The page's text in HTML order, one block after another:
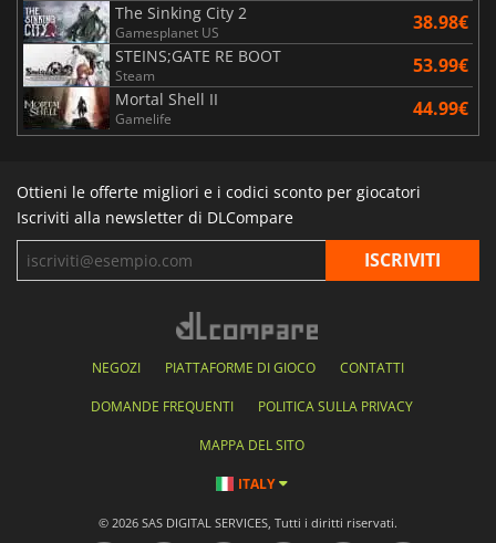
The Sinking City 2
Gamesplanet US 38.98€
STEINS;GATE RE BOOT
Steam 53.99€
Mortal Shell II
Gamelife 44.99€
Ottieni le offerte migliori e i codici sconto per giocatori
Iscriviti alla newsletter di DLCompare
NEGOZI PIATTAFORME DI GIOCO CONTATTI
DOMANDE FREQUENTI POLITICA SULLA PRIVACY
MAPPA DEL SITO
ITALY
© 2026 SAS DIGITAL SERVICES, Tutti i diritti riservati.